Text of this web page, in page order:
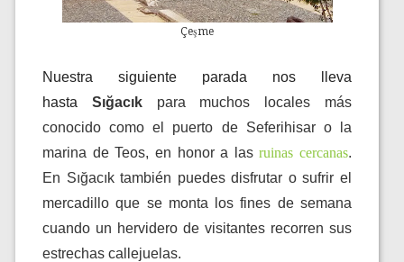
Çeşme
Nuestra siguiente parada nos lleva
hasta Sığacıkpara muchos locales más
conocido como el puerto de Seferihisar o la
marina de Teos, en honor a las ruinas cercanas.
En Sığacık también puedes disfrutar o sufrir el
mercadillo que se monta los fines de semana
cuando un hervidero de visitantes recorren sus
estrechas callejuelas.